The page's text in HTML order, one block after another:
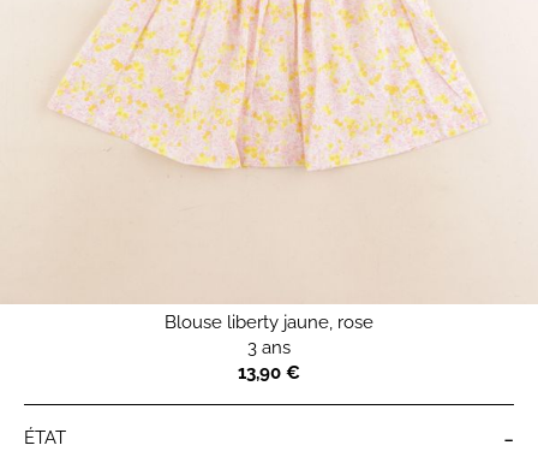
Blouse liberty jaune, rose
3 ans
13,90 €
ÉTAT -